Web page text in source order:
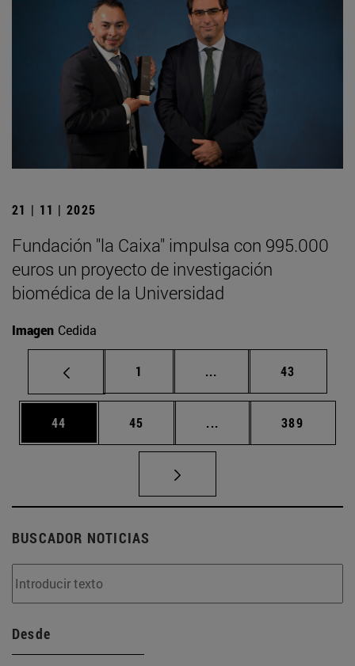
21 | 11 | 2025
Fundación "la Caixa" impulsa con 995.000
euros un proyecto de investigación
biomédica de la Universidad
Imagen Cedida
Página
1 ... Páginas intermedias
Página
43
Página
44 Página
45 ... Páginas intermedias
Página
389
BUSCADOR NOTICIAS
Desde